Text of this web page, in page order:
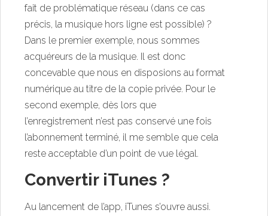
fait de problématique réseau (dans ce cas
précis, la musique hors ligne est possible) ?
Dans le premier exemple, nous sommes
acquéreurs de la musique. Il est donc
concevable que nous en disposions au format
numérique au titre de la copie privée. Pour le
second exemple, dès lors que
l’enregistrement n’est pas conservé une fois
l’abonnement terminé, il me semble que cela
reste acceptable d’un point de vue légal.
Convertir iTunes ?
Au lancement de l’app, iTunes s’ouvre aussi.